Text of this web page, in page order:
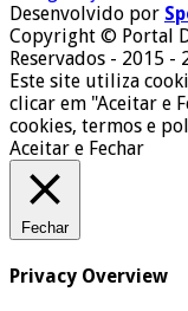
Desenvolvido por
Copyright © Portal
Reservados - 2015 -
Este site utiliza
clicar em "Aceitar e
cookies, termos e
Aceitar e Fechar
Fechar
Privacy Overview